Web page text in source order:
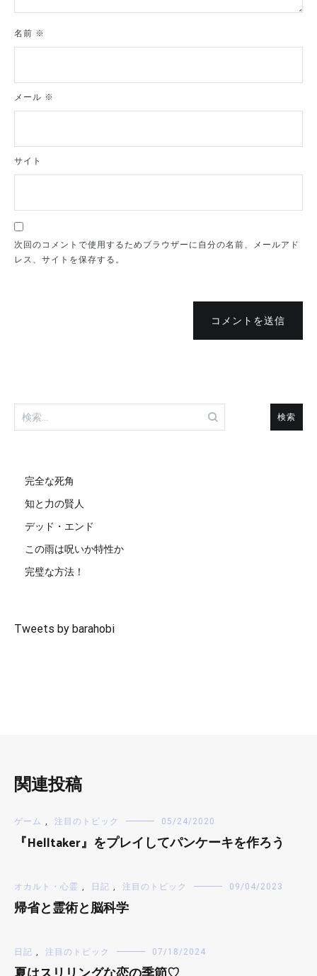
名前 ※
メール ※
サイト
次回のコメントで使用するためブラウザーに自分の名前、メールアド
レス、サイトを保存する。
コメントを送信
検
索:
完全な死角
知と力の賢人
デッド・エンド
この雨は呪いか特性か
完璧な方法！
Tweets by barahobi
関連投稿
ゲーム , 注目のトピック 05/24/2020
『Helltaker』をプレイしてパンケーキを作ろう
オカルト・心霊 , 日記 , 注目のトピック 09/04/2023
帰省と霊術と脳科学
日記 , 注目のトピック 07/18/2024